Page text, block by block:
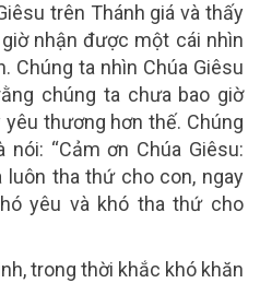
trên Thánh giá và thấy
nhận được một cái nhìn
Chúng ta nhìn Chúa Giêsu
chúng ta chưa bao giờ
thương hơn thế. Chúng
“Cảm ơn Chúa Giêsu:
luôn tha thứ cho con, ngay
yêu và khó tha thứ cho
trong thời khắc khó khăn